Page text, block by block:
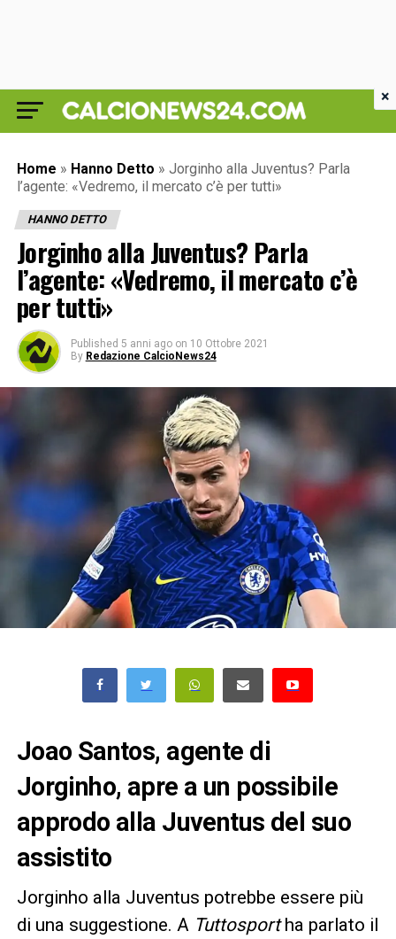
Home » Hanno Detto » Jorginho alla Juventus? Parla
l’agente: «Vedremo, il mercato c’è per tutti»
HANNO DETTO
Jorginho alla Juventus? Parla
l’agente: «Vedremo, il mercato c’è
per tutti»
Published 5 anni ago on 10 Ottobre 2021
By Redazione CalcioNews24
Joao Santos, agente di
Jorginho, apre a un possibile
approdo alla Juventus del suo
assistito
Jorginho alla Juventus potrebbe essere più
di una suggestione. A Tuttosportha parlato il
×